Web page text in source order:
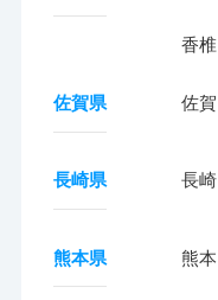
香椎
佐賀県 佐賀
長崎県 長崎
熊本県 熊本